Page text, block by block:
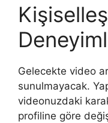
Gelecekte video
sunulmayacak.
videonuzdaki
profiline göre